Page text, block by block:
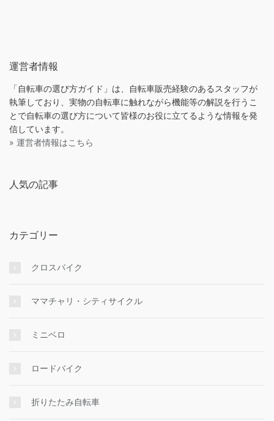
運営者情報
「自転車の選び方ガイド」は、自転車販売経験のあるスタッフが
執筆しており、実物の自転車に触れながら機能等の解説を行うこ
とで自転車の選び方について皆様のお役に立てるような情報を発
信しています。
» 運営者情報はこちら
人気の記事
カテゴリー
クロスバイク
ママチャリ・シティサイクル
ミニベロ
ロードバイク
折りたたみ自転車